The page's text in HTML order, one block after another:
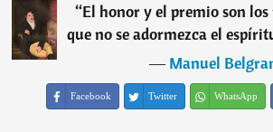
“El honor y el premio son los
que no se adormezca el
―Manuel
Facebook Twitter WhatsApp